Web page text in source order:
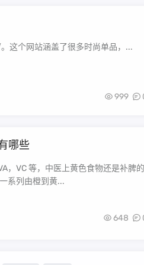
这个网站涵盖了很多时尚单品，...
999
哪些
，VC 等，中医上黄色食物还是补脾的
系列由橙到黄...
648